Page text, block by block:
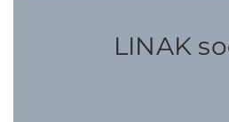
LINAK